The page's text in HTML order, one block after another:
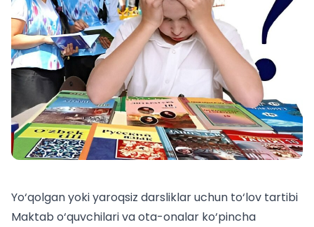
Yo‘qolgan yoki yaroqsiz darsliklar uchun to‘lov tartibi
Maktab o‘quvchilari va ota-onalar ko‘pincha